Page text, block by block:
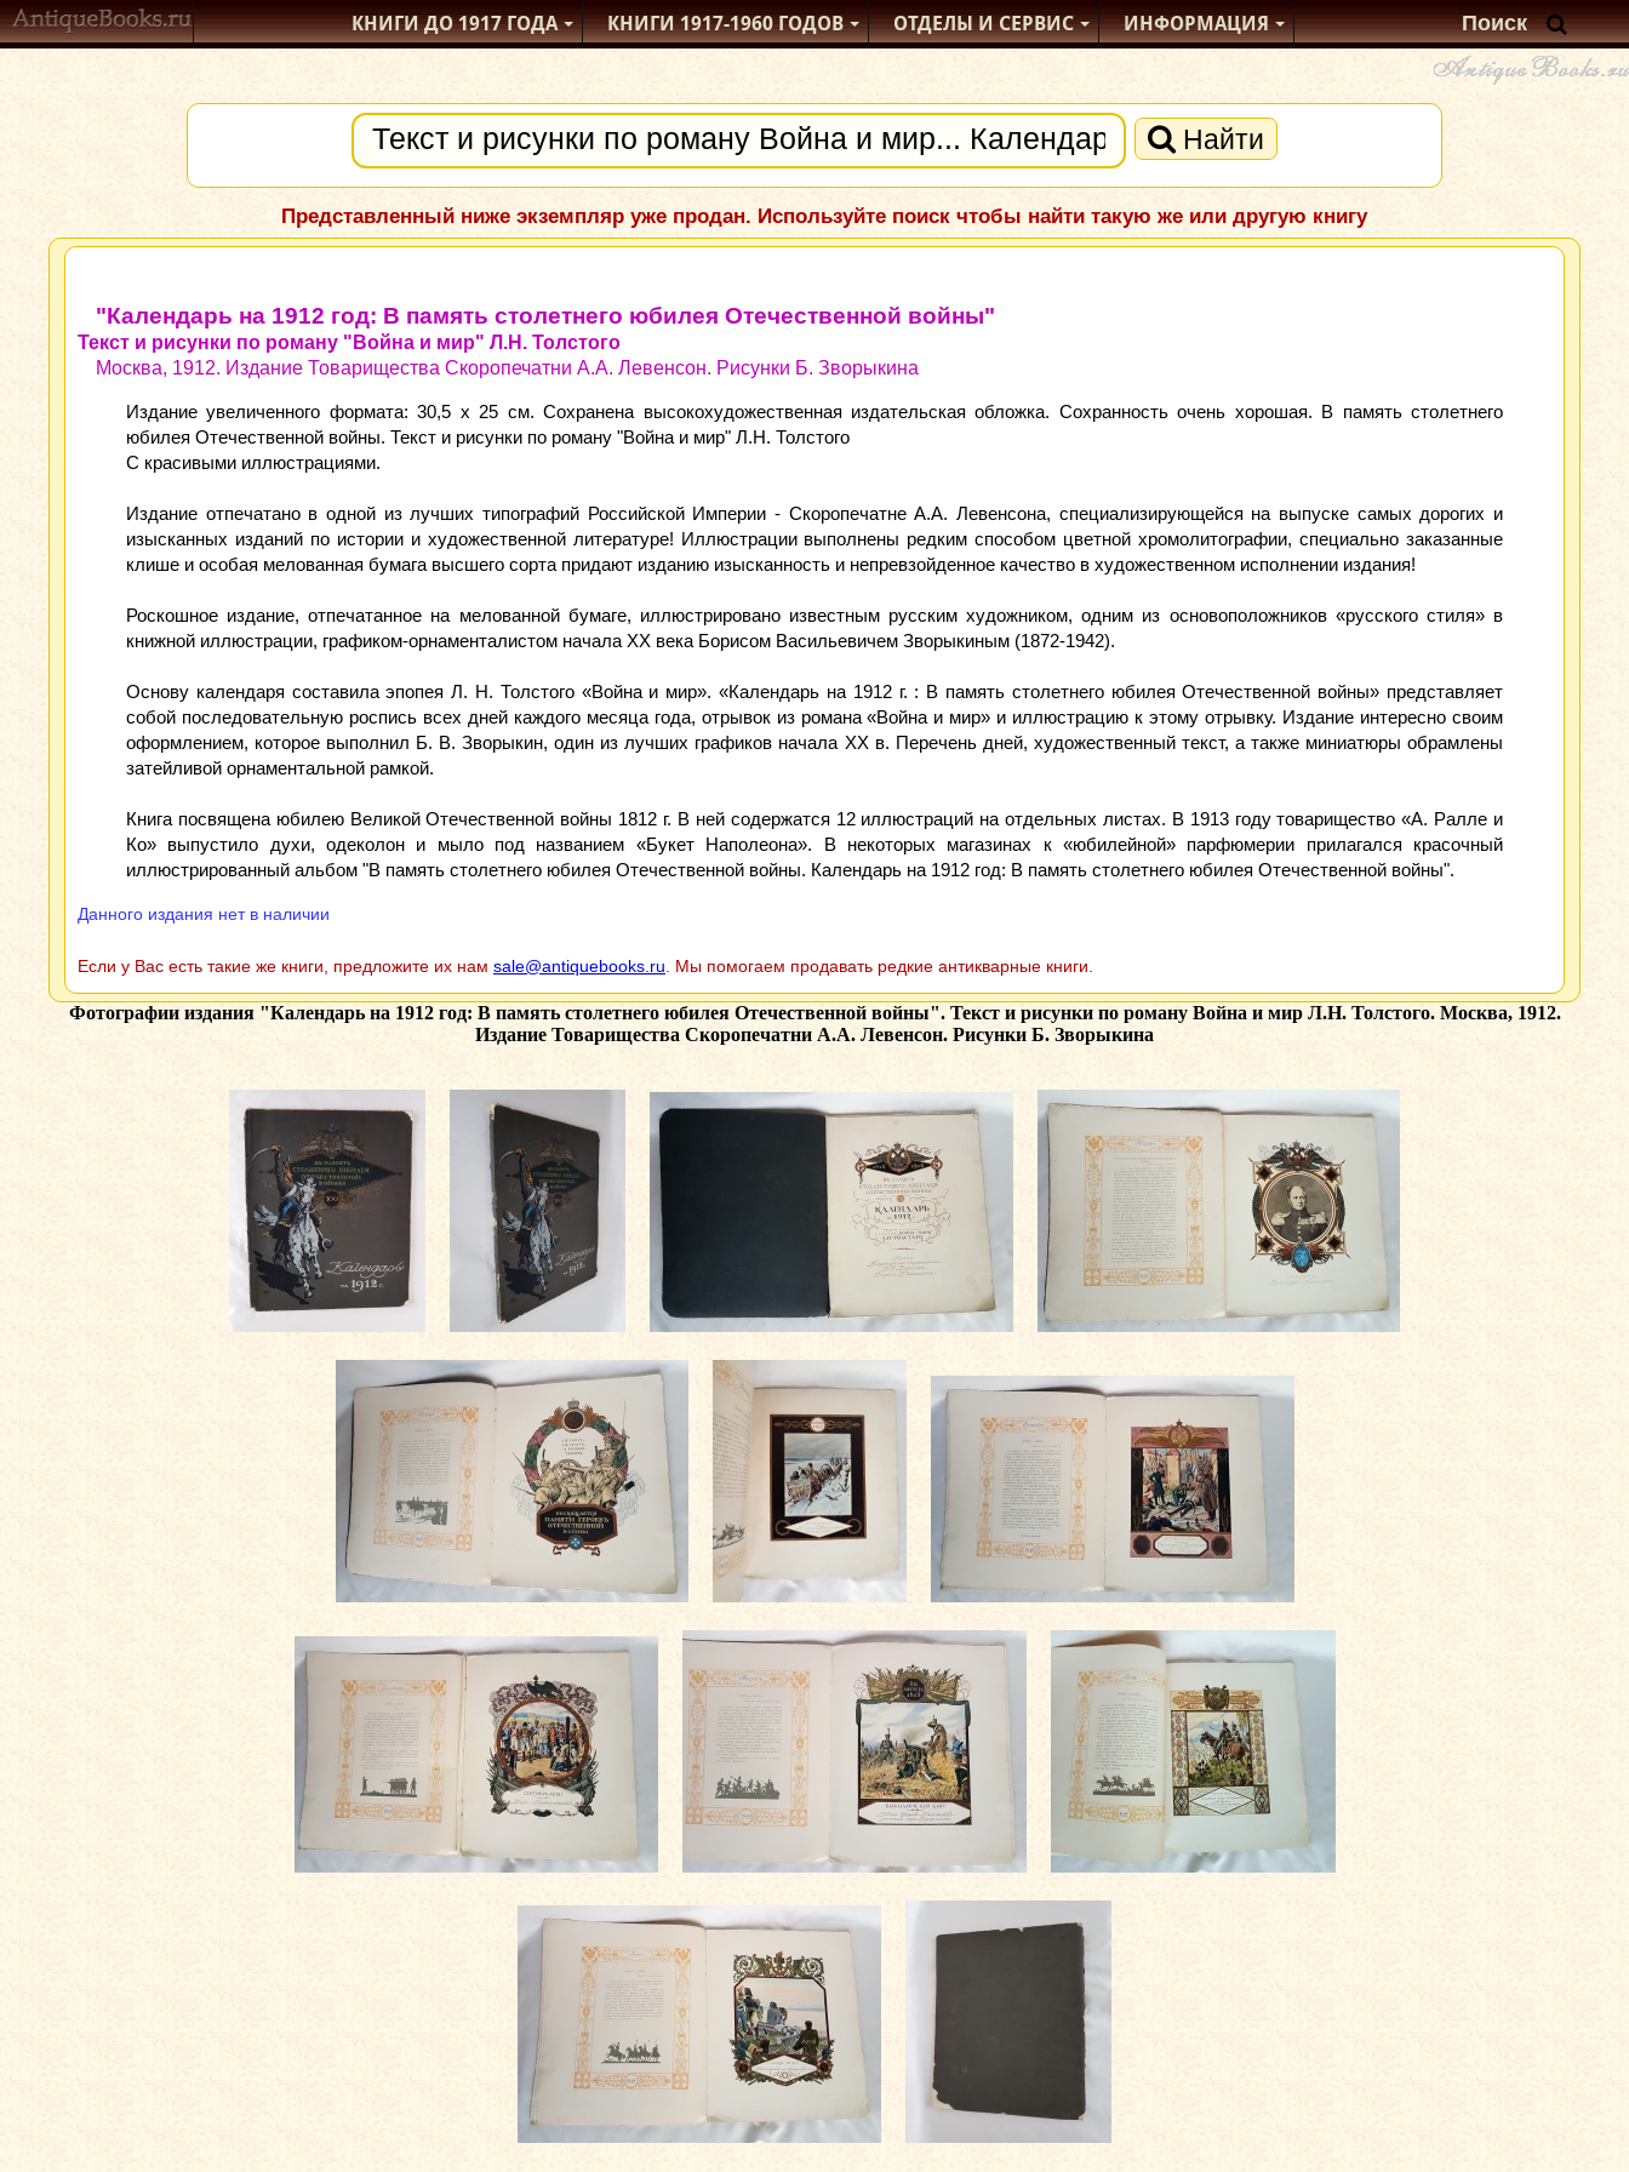
КНИГИ ДО 1917ГОДА КНИГИ1917-1960ГОДОВ ОТДЕЛЫИ СЕРВИС ИНФОРМАЦИЯ
Найти
Представленный ниже экземпляр уже продан. Используйте поиск чтобы найти такую же или другую книгу
"Календарь на 1912 год: В память столетнего юбилея Отечественной войны"
Текст и рисунки по роману "Война и мир" Л.Н. Толстого
Москва, 1912. Издание Товарищества Скоропечатни А.А. Левенсон. Рисунки Б. Зворыкина
Издание увеличенного формата: 30,5 х 25 см. Сохранена высокохудожественная издательская обложка. Сохранность очень хорошая. В память столетнего
юбилея Отечественной войны. Текст и рисунки по роману "Война и мир" Л.Н. Толстого
С красивыми иллюстрациями.
Издание отпечатано в одной из лучших типографий Российской Империи - Скоропечатне А.А. Левенсона, специализирующейся на выпуске самых дорогих и
изысканных изданий по истории и художественной литературе! Иллюстрации выполнены редким способом цветной хромолитографии, специально заказанные
клише и особая мелованная бумага высшего сорта придают изданию изысканность и непревзойденное качество в художественном исполнении издания!
Роскошное издание, отпечатанное на мелованной бумаге, иллюстрировано известным русским художником, одним из основоположников «русского стиля» в
книжной иллюстрации, графиком-орнаменталистом начала XX века Борисом Васильевичем Зворыкиным (1872-1942).
Основу календаря составила эпопея Л. Н. Толстого «Война и мир». «Календарь на 1912 г. : В память столетнего юбилея Отечественной войны» представляет
собой последовательную роспись всех дней каждого месяца года, отрывок из романа «Война и мир» и иллюстрацию к этому отрывку. Издание интересно своим
оформлением, которое выполнил Б. В. Зворыкин, один из лучших графиков начала XX в. Перечень дней, художественный текст, а также миниатюры обрамлены
затейливой орнаментальной рамкой.
Книга посвящена юбилею Великой Отечественной войны 1812 г. В ней содержатся 12 иллюстраций на отдельных листах. В 1913 году товарищество «А. Ралле и
Ко» выпустило духи, одеколон и мыло под названием «Букет Наполеона». В некоторых магазинах к «юбилейной» парфюмерии прилагался красочный
иллюстрированный альбом "В память столетнего юбилея Отечественной войны. Календарь на 1912 год: В память столетнего юбилея Отечественной войны".
Данного издания нет в наличии
Если у Вас есть такие же книги, предложите их нам sale@antiquebooks.ru . Мы помогаем продавать редкие антикварные книги.
Фотографии издания "Календарь на 1912 год: В память столетнего юбилея Отечественной войны". Текст и рисунки по роману Война и мир Л.Н. Толстого. Москва, 1912.
Издание Товарищества Скоропечатни А.А. Левенсон. Рисунки Б. Зворыкина